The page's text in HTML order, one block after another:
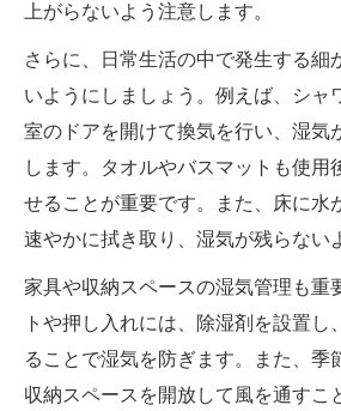
上がらないよう注意します。
さらに、日常生活の中で発生する細
いようにしましょう。例えば、シャ
室のドアを開けて換気を行い、湿気
します。タオルやバスマットも使用
せることが重要です。また、床に水
速やかに拭き取り、湿気が残らない
家具や収納スペースの湿気管理も重
トや押し入れには、除湿剤を設置し
ることで湿気を防ぎます。また、季
収納スペースを開放して風を通すこ